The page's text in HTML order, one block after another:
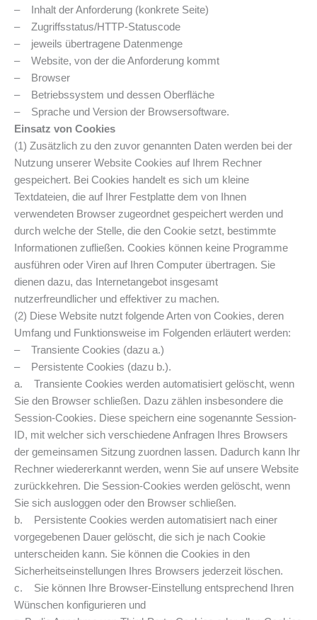
– Inhalt der Anforderung (konkrete Seite)
– Zugriffsstatus/HTTP-Statuscode
– jeweils übertragene Datenmenge
– Website, von der die Anforderung kommt
– Browser
– Betriebssystem und dessen Oberfläche
– Sprache und Version der Browsersoftware.
Einsatz von Cookies
(1) Zusätzlich zu den zuvor genannten Daten werden bei der
Nutzung unserer Website Cookies auf Ihrem Rechner
gespeichert. Bei Cookies handelt es sich um kleine
Textdateien, die auf Ihrer Festplatte dem von Ihnen
verwendeten Browser zugeordnet gespeichert werden und
durch welche der Stelle, die den Cookie setzt, bestimmte
Informationen zufließen. Cookies können keine Programme
ausführen oder Viren auf Ihren Computer übertragen. Sie
dienen dazu, das Internetangebot insgesamt
nutzerfreundlicher und effektiver zu machen.
(2) Diese Website nutzt folgende Arten von Cookies, deren
Umfang und Funktionsweise im Folgenden erläutert werden:
– Transiente Cookies (dazu a.)
– Persistente Cookies (dazu b.).
a. Transiente Cookies werden automatisiert gelöscht, wenn
Sie den Browser schließen. Dazu zählen insbesondere die
Session-Cookies. Diese speichern eine sogenannte Session-
ID, mit welcher sich verschiedene Anfragen Ihres Browsers
der gemeinsamen Sitzung zuordnen lassen. Dadurch kann Ihr
Rechner wiedererkannt werden, wenn Sie auf unsere Website
zurückkehren. Die Session-Cookies werden gelöscht, wenn
Sie sich ausloggen oder den Browser schließen.
b. Persistente Cookies werden automatisiert nach einer
vorgegebenen Dauer gelöscht, die sich je nach Cookie
unterscheiden kann. Sie können die Cookies in den
Sicherheitseinstellungen Ihres Browsers jederzeit löschen.
c. Sie können Ihre Browser-Einstellung entsprechend Ihren
Wünschen konfigurieren und